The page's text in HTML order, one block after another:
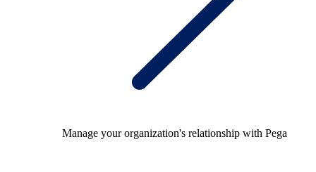
Manage your organization's relationship with Pega